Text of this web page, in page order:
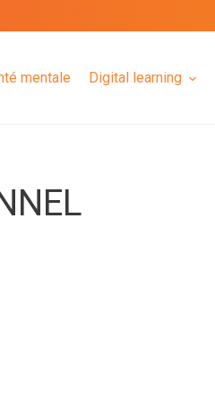
mentale Digital learning